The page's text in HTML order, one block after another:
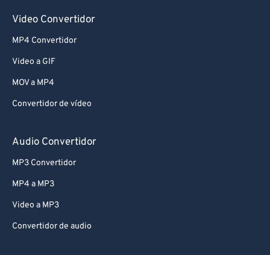
Video Convertidor
MP4 Convertidor
Video a GIF
MOV a MP4
Convertidor de vídeo
Audio Convertidor
MP3 Convertidor
MP4 a MP3
Video a MP3
Convertidor de audio